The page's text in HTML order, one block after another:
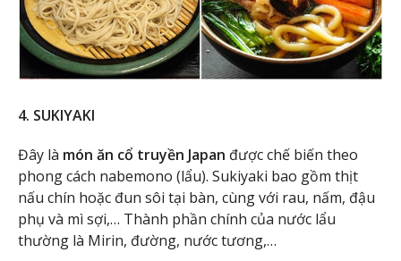
4. SUKIYAKI
Đây là món ăn cổ truyền Japan được chế biến theo
phong cách nabemono (lẩu). Sukiyaki bao gồm thịt
nấu chín hoặc đun sôi tại bàn, cùng với rau, nấm, đậu
phụ và mì sợi,… Thành phần chính của nước lẩu
thường là Mirin, đường, nước tương,…